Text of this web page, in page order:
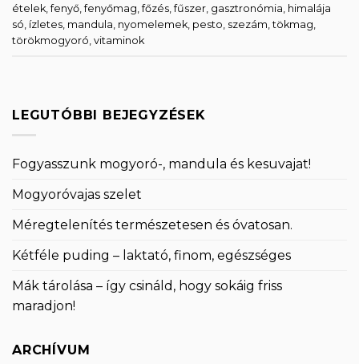
ételek,fenyő,fenyőmag,főzés,fűszer, gasztronómia, himalája
só, ízletes, mandula, nyomelemek, pesto, szezám,tökmag,
törökmogyoró, vitaminok
LEGUTÓBBI BEJEGYZÉSEK
Fogyasszunk mogyoró-, mandula és kesuvajat!
Mogyoróvajas szelet
Méregtelenítés természetesen és óvatosan.
Kétféle puding – laktató, finom, egészséges
Mák tárolása – így csináld, hogy sokáig friss
maradjon!
ARCHÍVUM